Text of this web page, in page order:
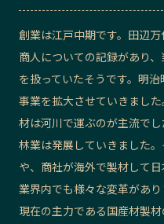
記事ライター
お問い合わせ 会社概要
創業は江戸中期です。田辺
商人についての記録があり
を扱っていたそうです。明治
事業を拡大させていきまし
材は河川で運ぶのが主流で
林業は発展していきました
や、商社が海外で製材して
業界内でも様々な変革があ
現在の主力である国産材製